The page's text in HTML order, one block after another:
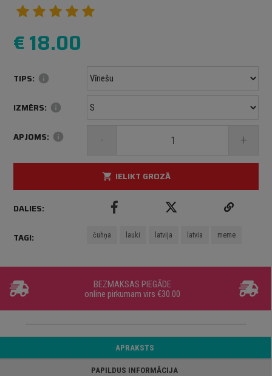
€18.00
TIPS: info
IZMĒRS: info
APJOMS: info - +
shopping_cart IELIKT GROZĀ
DALIES:
TAGI: čuhņa lauki latvija latvia meme
BEZMAKSAS PIEGĀDE
online pirkumam virs €30.00
APRAKSTS
PAPILDUS INFORMĀCIJA